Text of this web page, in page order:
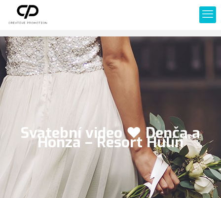
Svatební video ❤ Denča a
Honza – Resort Hulín